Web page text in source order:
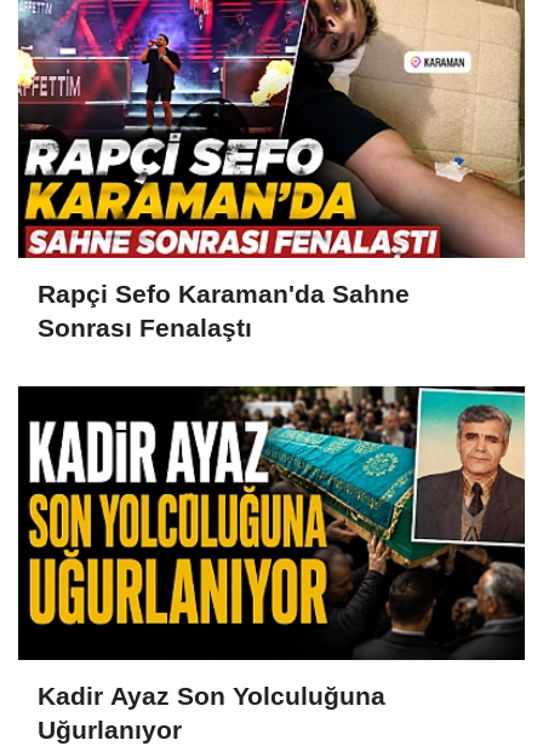
Rapçi Sefo Karaman'da Sahne
Sonrası Fenalaştı
Kadir Ayaz Son Yolculuğuna
Uğurlanıyor